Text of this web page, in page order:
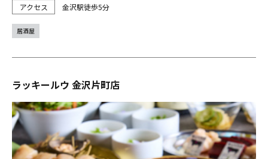
金沢駅徒歩5分
居酒屋
ラッキールウ 金沢片町店